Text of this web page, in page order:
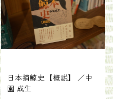
日本捕鯨史【概説】 ／中
園 成生